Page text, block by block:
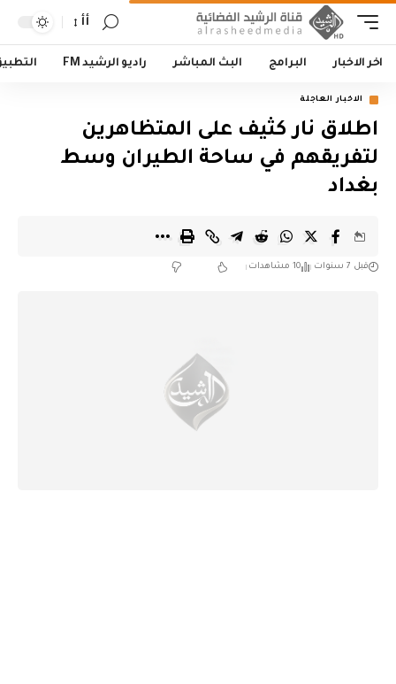
أأ
اخر الاخبار البرامج البث المباشر راديو الرشيد FM
الاخبار العاجلة
اطلاق نار كثيف على المتظاهرين
لتفريقهم في ساحة الطيران وسط
بغداد
قبل 7 سنوات 10 مشاهدات